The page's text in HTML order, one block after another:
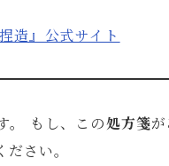
造』公式サイト
。 もし、この処方箋
さい。